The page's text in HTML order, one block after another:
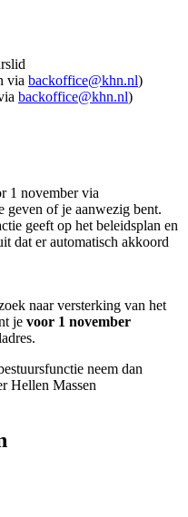
via backoffice@khn.nl)
backoffice@khn.nl)
1 november via
geven of je aanwezig bent.
geeft op het beleidsplan en
dat er automatisch akkoord
naar versterking van het
je voor 1 november
neem dan
Hellen Massen